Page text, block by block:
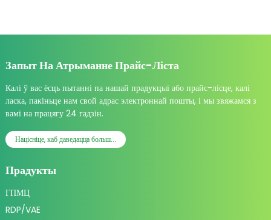
Запыт На Атрыманне Прайс-Ліста
Калі ў вас ёсць пытанні па нашай прадукцыі або прайс-лісце, калі
ласка, пакіньце нам свой адрас электроннай пошты, і мы звяжамся з
вамі на працягу 24 гадзін.
Націсніце, каб даведацца больш...
Прадукты
ГПМЦ
RDP/VAE